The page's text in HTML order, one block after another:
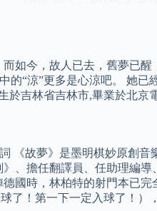
如今，故人已去，舊夢已
的“涼”更多是心涼吧。 她
吉林省吉林市,畢業於北京
《故夢》是墨明棋妙原創
、擔任翻譯員、任助理編
國時，林柏特的射門本已
了！第一下一定入球了！）